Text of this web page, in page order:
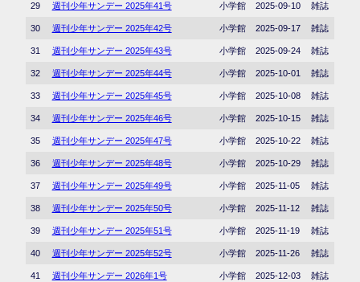
29 週刊少年サンデー 2025年41号 小学館 2025-09-10 雑誌
30 週刊少年サンデー 2025年42号 小学館 2025-09-17 雑誌
31 週刊少年サンデー 2025年43号 小学館 2025-09-24 雑誌
32 週刊少年サンデー 2025年44号 小学館 2025-10-01 雑誌
33 週刊少年サンデー 2025年45号 小学館 2025-10-08 雑誌
34 週刊少年サンデー 2025年46号 小学館 2025-10-15 雑誌
35 週刊少年サンデー 2025年47号 小学館 2025-10-22 雑誌
36 週刊少年サンデー 2025年48号 小学館 2025-10-29 雑誌
37 週刊少年サンデー 2025年49号 小学館 2025-11-05 雑誌
38 週刊少年サンデー 2025年50号 小学館 2025-11-12 雑誌
39 週刊少年サンデー 2025年51号 小学館 2025-11-19 雑誌
40 週刊少年サンデー 2025年52号 小学館 2025-11-26 雑誌
41 週刊少年サンデー 2026年1号 小学館 2025-12-03 雑誌